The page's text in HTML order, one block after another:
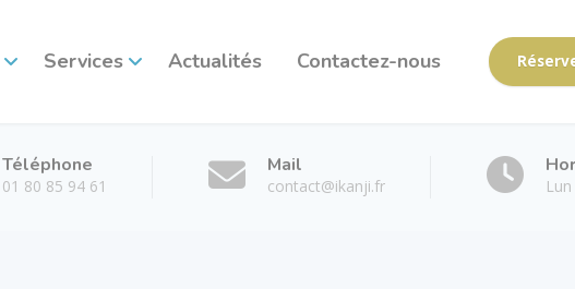
Services Actualités Contactez-nous
Téléphone
01 80 85 94 61
Mail
contact@ikanji.fr